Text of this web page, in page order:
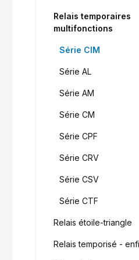
Relais temporaires
multifonctions
Série CIM
Série AL
Série AM
Série CM
Série CPF
Série CRV
Série CSV
Série CTF
Relais étoile-triangle
Relais temporisé -